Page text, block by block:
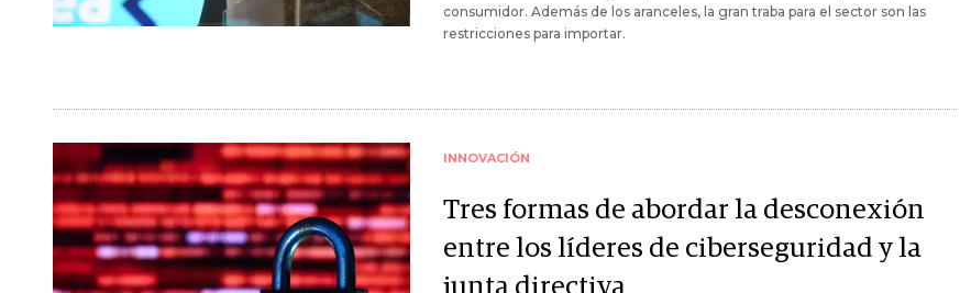
consumidor. Además de los aranceles, la gran traba para el sector son las
restricciones para importar.
INNOVACIÓN
Tres formas de abordar la desconexión
entre los líderes de ciberseguridad y la
junta directiva